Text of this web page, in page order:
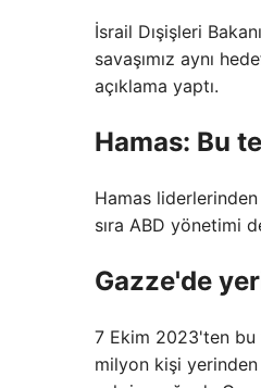
İsrail Dışişleri
savaşımız aynı
açıklama yaptı.
Hamas: Bu
Hamas liderlerinden
sıra ABD yönetimi
Gazze'de
7 Ekim 2023'ten bu
milyon kişi